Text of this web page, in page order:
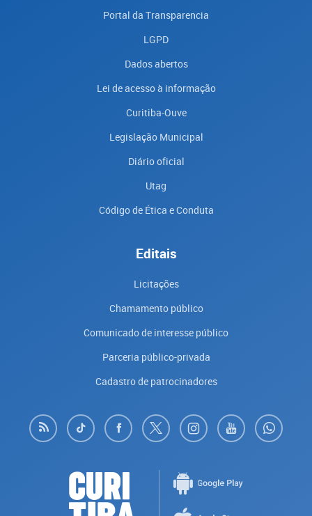
Portal da Transparencia
LGPD
Dados abertos
Lei de acesso à informação
Curitiba-Ouve
Legislação Municipal
Diário oficial
Utag
Código de Ética e Conduta
Editais
Licitações
Chamamento público
Comunicado de interesse público
Parceria público-privada
Cadastro de patrocinadores